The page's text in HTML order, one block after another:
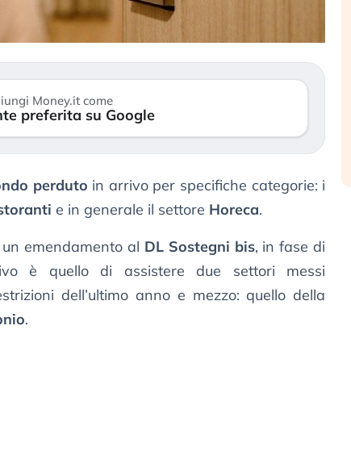
Money.it come
preferita su Google
perduto in arrivo per specifiche categorie: i
e in generale il settore Horeca.
emendamento al DL Sostegni bis, in fase di
è quello di assistere due settori messi
dell’ultimo anno e mezzo: quello della
.
Investitori
lo scoppio
Quando la finanza pesa più
dell’economia reale. L’America sta
ripetendo gli errori del 2008?
sempre più sganciata dall’economia
reale. (…)
24 luglio 2026